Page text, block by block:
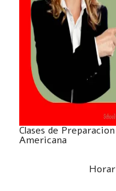
Clases de
Americana